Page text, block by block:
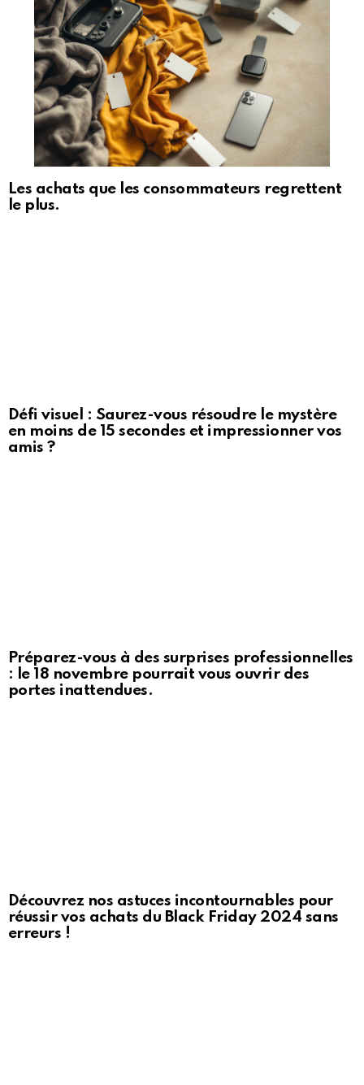
Les achats que les consommateurs regrettent
le plus.
Défi visuel : Saurez-vous résoudre le mystère
en moins de 15 secondes et impressionner vos
amis ?
Préparez-vous à des surprises professionnelles
: le 18 novembre pourrait vous ouvrir des
portes inattendues.
Découvrez nos astuces incontournables pour
réussir vos achats du Black Friday 2024 sans
erreurs !